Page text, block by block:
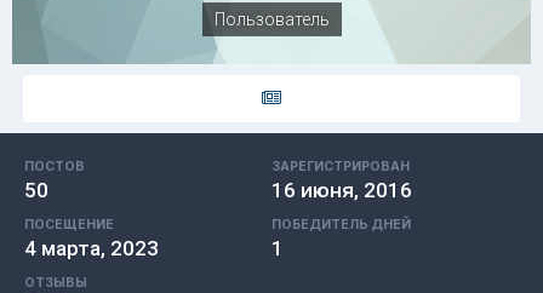
Пользователь
ПОСТОВ
50
ЗАРЕГИСТРИРОВАН
16 июня, 2016
ПОСЕЩЕНИЕ
4 марта, 2023
ПОБЕДИТЕЛЬ ДНЕЙ
1
ОТЗЫВЫ